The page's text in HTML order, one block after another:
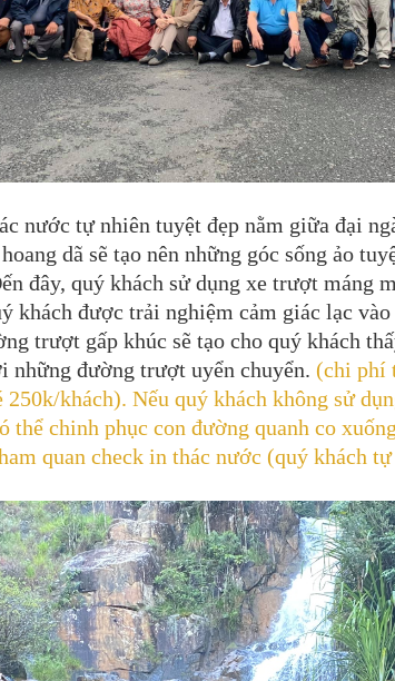
nước tự nhiên tuyệt đẹp nằm giữa đại
dã sẽ tạo nên những góc sống ảo
đây, quý khách sử dụng xe trượt máng
khách được trải nghiệm cảm giác lạc
trượt gấp khúc sẽ tạo cho quý khách
những đường trượt uyển chuyển. (chi phí
250k/khách). Nếu quý khách không sử
thể chinh phục con đường quanh co
quan check in thác nước (quý khách